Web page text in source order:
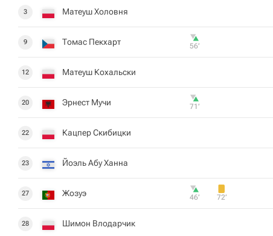
3 Матеуш Холовня
9 Томас Пекхарт 56‎’‎
12 Матеуш Кохальски
20 Эрнест Мучи 71‎’‎
22 Кацпер Скибицки
23 Йоэль Абу Ханна
27 Жозуэ 46‎’‎ 72‎’‎
28 Шимон Влодарчик